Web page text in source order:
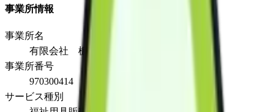
事業所情報
事業所名
有限会社 栃木ケアーズ
事業所番号
970300414
サービス種別